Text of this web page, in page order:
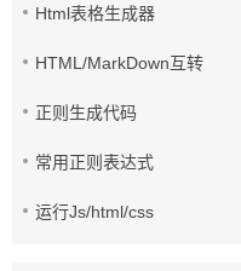
Html表格生成器
HTML/MarkDown互转
正则生成代码
常用正则表达式
运行Js/html/css